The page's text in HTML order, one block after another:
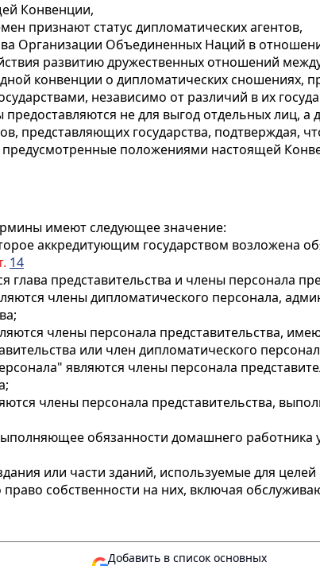
Конвенции,
признают статус дипломатических агентов,
Организации Объединенных Наций в
развитию дружественных отношений
конвенции о дипломатических сношениях,
независимо от различий в их
не для выгод отдельных лиц,
представляющих государства, подтверждая,
положениями настоящей
имеют следующее значение:
аккредитующим государством возложена
14
глава представительства и члены персонала
члены дипломатического персонала,
члены персонала представительства,
или член дипломатического
являются члены персонала
члены персонала представительства,
обязанности домашнего работника
или части зданий, используемые для
собственности на них, включая
Добавить в список основных